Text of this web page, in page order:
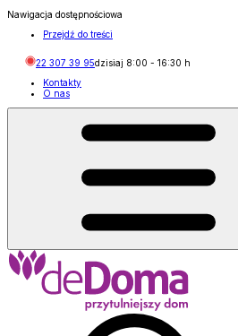
Nawigacja dostępnościowa
Przejdź do treści
22 307 39 95dzisiaj 8:00 - 16:30 h
Kontakty
O nas